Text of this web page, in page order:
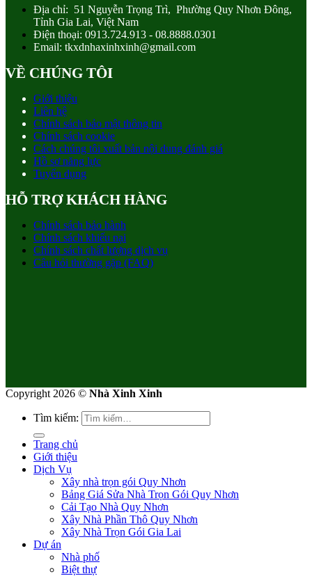
Địa chỉ: 51 Nguyễn Trọng Trì, Phường Quy Nhơn Đông,
Tỉnh Gia Lai, Việt Nam
Điện thoại: 0913.724.913 - 08.8888.0301
Email: tkxdnhaxinhxinh@gmail.com
VỀ CHÚNG TÔI
Giới thiệu
Liên hệ
Chính sách bảo mật thông tin
Chính sách cookie
Cách chúng tôi xuất bản nội dung đánh giá
Hồ sơ năng lực
Tuyển dụng
HỖ TRỢ KHÁCH HÀNG
Chính sách bảo hành
Chính sách khiếu nại
Chính sách chất lượng dịch vụ
Câu hỏi thường gặp (FAQ)
Copyright 2026 © Nhà Xinh Xinh
Tìm kiếm:
Trang chủ
Giới thiệu
Dịch Vụ
Xây nhà trọn gói Quy Nhơn
Bảng Giá Sửa Nhà Trọn Gói Quy Nhơn
Cải Tạo Nhà Quy Nhơn
Xây Nhà Phần Thô Quy Nhơn
Xây Nhà Trọn Gói Gia Lai
Dự án
Nhà phố
Biệt thự